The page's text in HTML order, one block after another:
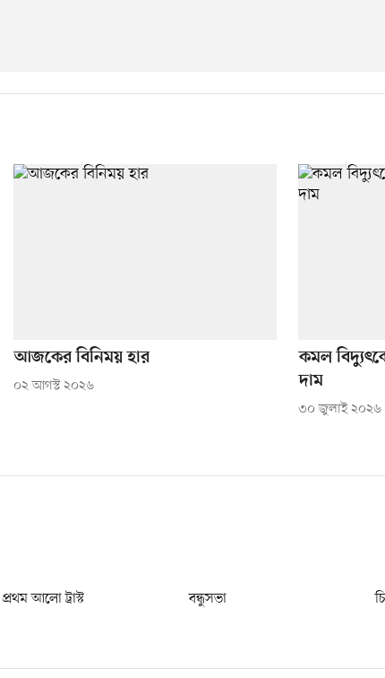
আজকের বিনিময় হার
০২ আগস্ট ২০২৬
কমল
দাম
৩০ জুলাই ২০২৬
প্রথম আলো ট্রাস্ট বন্ধুসভা